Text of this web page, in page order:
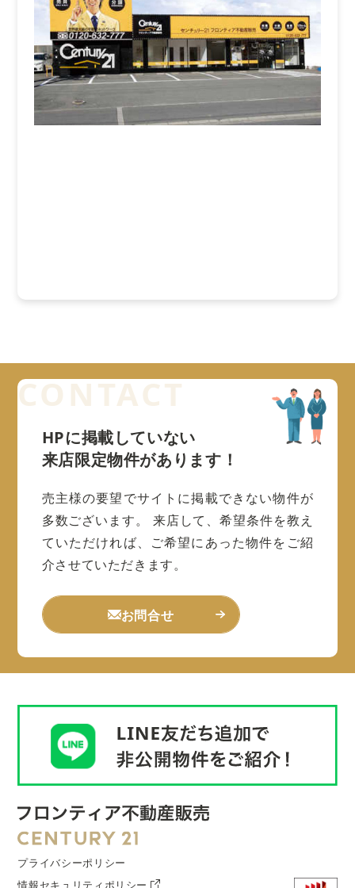
HPに掲載していない
来店限定物件があります！
売主様の要望でサイトに掲載できない物件が
多数ございます。
来店して、希望条件を教え
ていただければ、ご希望にあった物件をご紹
介させていただきます。
お問合せ
プライバシーポリシー
情報セキュリティポリシー